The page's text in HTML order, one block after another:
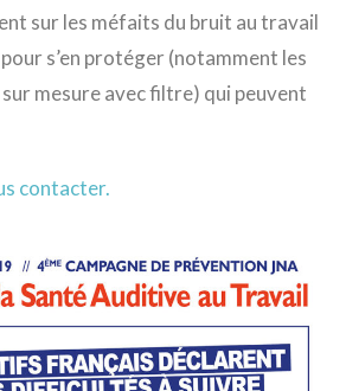
sur les méfaits du bruit au travail
s’en protéger (notamment les
mesure avec filtre) qui peuvent
contacter.